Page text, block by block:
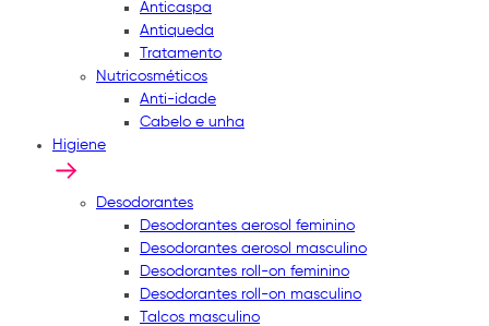
Anticaspa
Antiqueda
Tratamento
Nutricosméticos
Anti-idade
Cabelo e unha
Higiene
Desodorantes
Desodorantes aerosol feminino
Desodorantes aerosol masculino
Desodorantes roll-on feminino
Desodorantes roll-on masculino
Talcos masculino